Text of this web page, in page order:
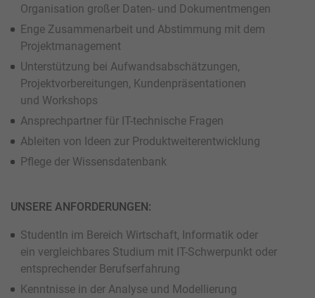
Organisation großer Daten- und Dokumentmengen
Enge Zusammenarbeit und Abstimmung mit dem
Projektmanagement
Unterstützung bei Aufwandsabschätzungen,
Projektvorbereitungen, Kundenpräsentationen
und Workshops
Ansprechpartner für IT-technische Fragen
Ableiten von Ideen zur Produktweiterentwicklung
Pflege der Wissensdatenbank
UNSERE ANFORDERUNGEN:
StudentIn im Bereich Wirtschaft, Informatik oder
ein vergleichbares Studium mit IT-Schwerpunkt oder
entsprechender Berufserfahrung
Kenntnisse in der Analyse und Modellierung